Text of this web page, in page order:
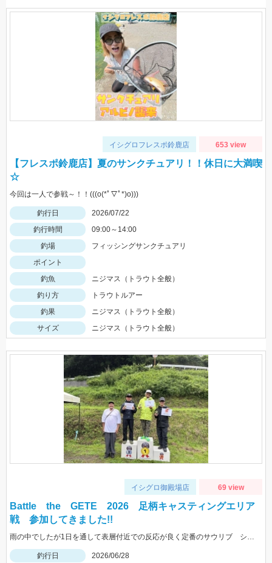
イシグロフレスポ鈴鹿店 653 view
【フレスポ鈴鹿店】夏のサンクチュアリ！！休日に大満喫
☆
今回は一人で参戦～！！(((o(*ﾟ▽ﾟ*)o)))
釣行日
2026/07/22
釣行時間
09:00～14:00
釣場
フィッシングサンクチュアリ
ポイント
釣魚
ニジマス（トラウト全般）
釣り方
トラウトルアー
釣果
ニジマス（トラウト全般）
サイズ
ニジマス（トラウト全般）
イシグロ御殿場店 69 view
Battle the GETE 2026 足柄キャスティングエリア
戦 参加してきました!!
雨の中でしたが1日を通して表層付近での反応が良く定番のサウリブ シャースFe0.4ｇ、0.6ｇ ロデオクラフト ファットモカＪｒＳＲＨＦに反応が良かったです。
釣行日 2026/06/28